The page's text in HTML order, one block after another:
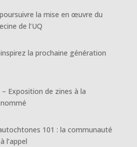
la mise en œuvre du
de l’UQ
la prochaine génération
Exposition de zines à la
101 : la communauté
l’appel